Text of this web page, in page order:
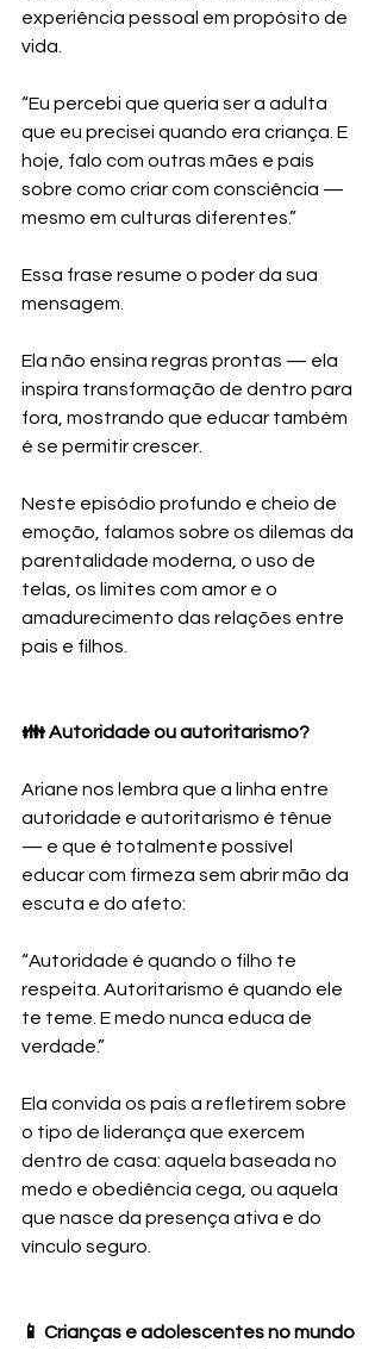
experiência pessoal em propósito de
vida.
“Eu percebi que queria ser a adulta
que eu precisei quando era criança. E
hoje, falo com outras mães e pais
sobre como criar com consciência —
mesmo em culturas diferentes.”
Essa frase resume o poder da sua
mensagem.
Ela não ensina regras prontas — ela
inspira transformação de dentro para
fora, mostrando que educar também
é se permitir crescer.
Neste episódio profundo e cheio de
emoção, falamos sobre os dilemas da
parentalidade moderna, o uso de
telas, os limites com amor e o
amadurecimento das relações entre
pais e filhos.
👪 Autoridade ou autoritarismo?
Ariane nos lembra que a linha entre
autoridade e autoritarismo é tênue
— e que é totalmente possível
educar com firmeza sem abrir mão da
escuta e do afeto:
“Autoridade é quando o filho te
respeita. Autoritarismo é quando ele
te teme. E medo nunca educa de
verdade.”
Ela convida os pais a refletirem sobre
o tipo de liderança que exercem
dentro de casa: aquela baseada no
medo e obediência cega, ou aquela
que nasce da presença ativa e do
vínculo seguro.
📱 Crianças e adolescentes no mundo